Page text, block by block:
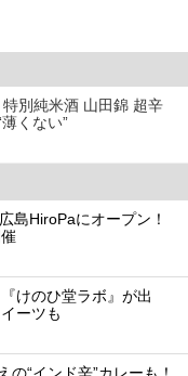
別純米酒 山田錦 超辛
くない”
島HiroPaにオープン！
けのひ堂ラボ』が出
ーツも
“インド辛”カレーも！